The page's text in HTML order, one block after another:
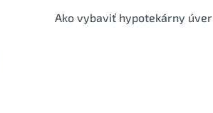
Ako vybaviť hypotekárny úver